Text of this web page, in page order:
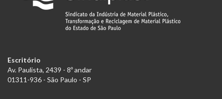
Escritório
Av. Paulista, 2439 - 8º andar
01311-936 - São Paulo - SP